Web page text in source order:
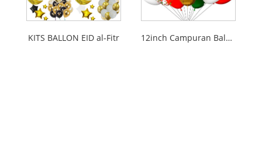
KITS BALLON EID al-Fitr 12inch Campuran Balon Natal 12inch